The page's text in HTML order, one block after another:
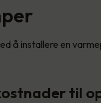
å installere en
til